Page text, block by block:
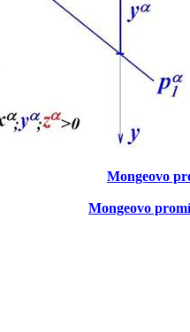
Mongeovo
Mongeovo